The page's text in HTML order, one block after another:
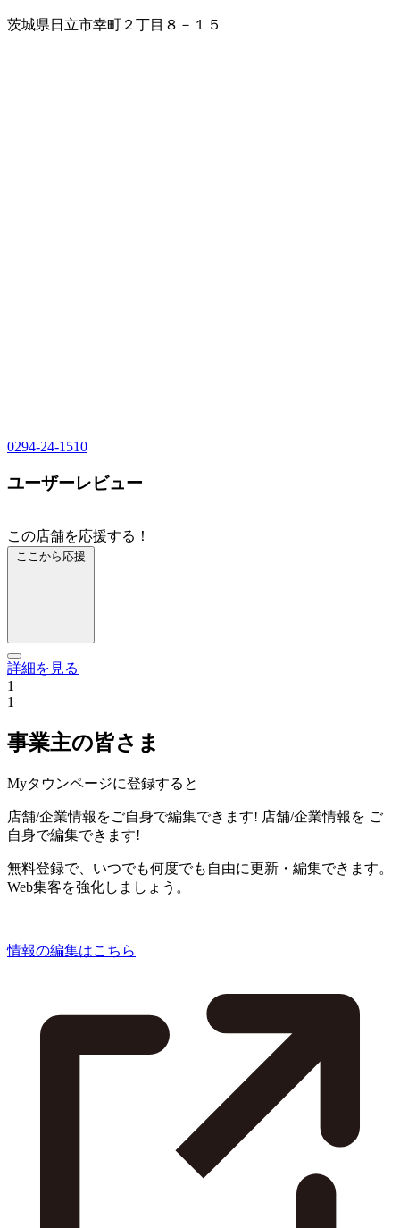
茨城県日立市幸町２丁目８－１５
0294-24-1510
ユーザーレビュー
この店舗を応援する！
ここから応援
詳細を見る
1
1
事業主の皆さま
Myタウンページに登録すると
店舗/企業情報をご自身で編集できます! 店舗/企業情報を ご
自身で編集できます!
無料登録で、いつでも何度でも自由に更新・編集できます。
Web集客を強化しましょう。
情報の編集はこちら